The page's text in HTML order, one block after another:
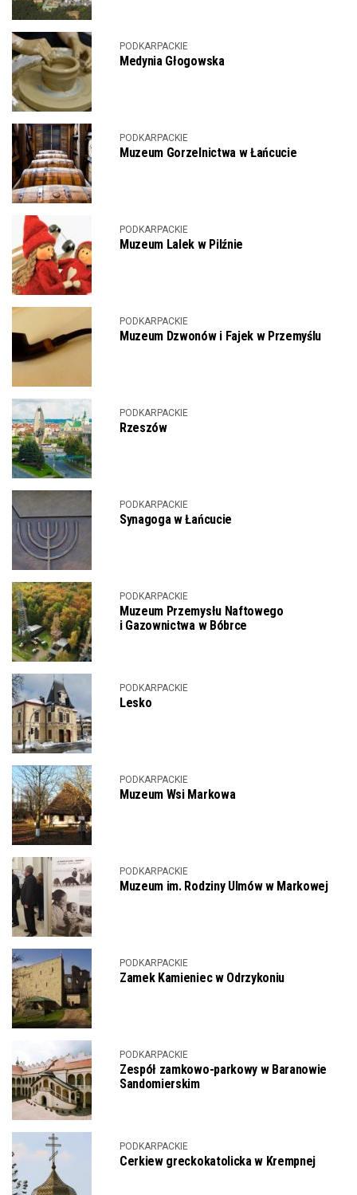
PODKARPACKIE
Medynia Głogowska
PODKARPACKIE
Muzeum Gorzelnictwa w Łańcucie
PODKARPACKIE
Muzeum Lalek w Pilźnie
PODKARPACKIE
Muzeum Dzwonów i Fajek w Przemyślu
PODKARPACKIE
Rzeszów
PODKARPACKIE
Synagoga w Łańcucie
PODKARPACKIE
Muzeum Przemysłu Naftowego
i Gazownictwa w Bóbrce
PODKARPACKIE
Lesko
PODKARPACKIE
Muzeum Wsi Markowa
PODKARPACKIE
Muzeum im. Rodziny Ulmów w Markowej
PODKARPACKIE
Zamek Kamieniec w Odrzykoniu
PODKARPACKIE
Zespół zamkowo-parkowy w Baranowie
Sandomierskim
PODKARPACKIE
Cerkiew greckokatolicka w Krempnej